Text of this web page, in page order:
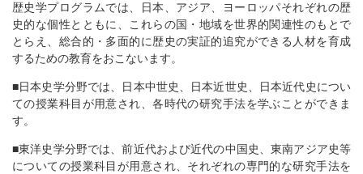
歴史学プログラムでは、日本、アジア、ヨーロッパそれぞれの歴
史的な個性とともに、これらの国・地域を世界的関連性のもとで
とらえ、総合的・多面的に歴史の実証的追究ができる人材を育成
するための教育をおこないます。
■日本史学分野では、日本中世史、日本近世史、日本近代史につい
ての授業科目が用意され、各時代の研究手法を学ぶことができま
す。
■東洋史学分野では、前近代および近代の中国史、東南アジア史等
についての授業科目が用意され、それぞれの専門的な研究手法を